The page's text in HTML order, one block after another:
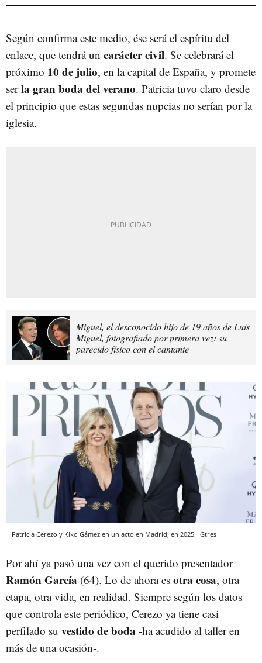
Según confirma este medio, ése será el espíritu del
enlace, que tendrá un carácter civil. Se celebrará el
próximo 10 de julio, en la capital de España, y promete
serla gran boda del verano. Patricia tuvo claro desde
el principio que estas segundas nupcias no serían por la
iglesia.
Miguel, el desconocido hijo de 19 años de Luis
Miguel, fotografiado por primera vez: su
parecido físico con el cantante
Patricia Cerezo y Kiko Gámez en un acto en Madrid, en 2025. Gtres
Por ahí ya pasó una vez con el querido presentador
Ramón García (64). Lo de ahora es otra cosa, otra
etapa, otra vida, en realidad. Siempre según los datos
que controla este periódico, Cerezo ya tiene casi
perfilado su vestido de boda -ha acudido al taller en
más de una ocasión-.